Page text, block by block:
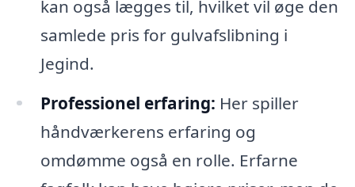
kan også lægges til, hvilket vil øge den
samlede pris for gulvafslibning i
Jegind.
Professionel erfaring: Her spiller
håndværkerens erfaring og
omdømme også en rolle. Erfarne